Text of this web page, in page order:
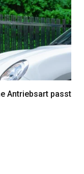
Antriebsart passt